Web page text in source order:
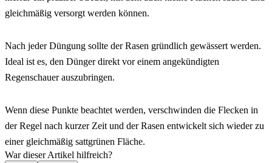
gleichmäßig versorgt werden können.
Nach jeder Düngung sollte der Rasen gründlich gewässert werden.
Ideal ist es, den Dünger direkt vor einem angekündigten
Regenschauer auszubringen.
Wenn diese Punkte beachtet werden, verschwinden die Flecken in
der Regel nach kurzer Zeit und der Rasen entwickelt sich wieder zu
einer gleichmäßig sattgrünen Fläche.
War dieser Artikel hilfreich?